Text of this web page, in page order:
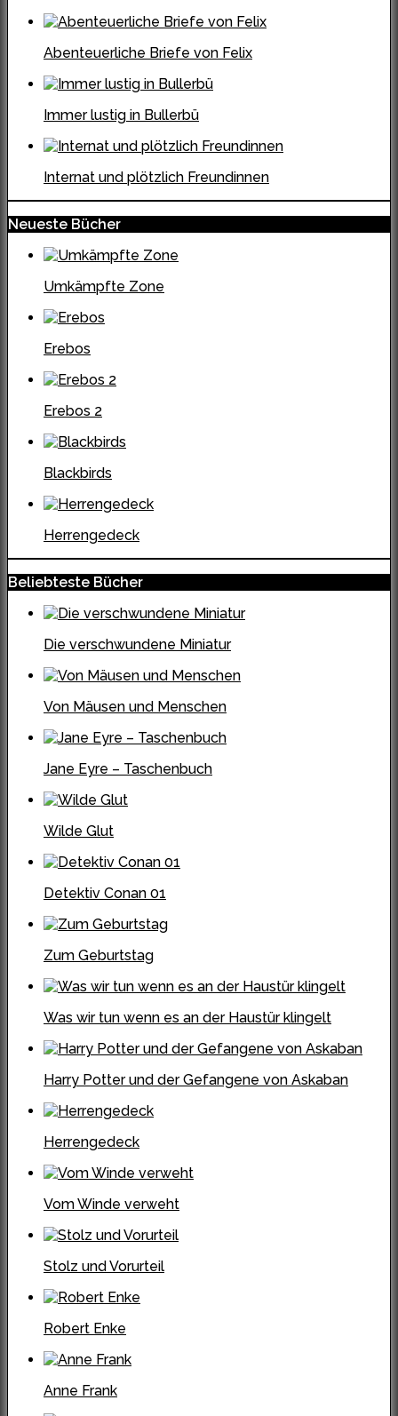
Abenteuerliche Briefe von Felix
Immer lustig in Bullerbü
Internat und plötzlich Freundinnen
Neueste Bücher
Umkämpfte Zone
Erebos
Erebos 2
Blackbirds
Herrengedeck
Beliebteste Bücher
Die verschwundene Miniatur
Von Mäusen und Menschen
Jane Eyre – Taschenbuch
Wilde Glut
Detektiv Conan 01
Zum Geburtstag
Was wir tun wenn es an der Haustür klingelt
Harry Potter und der Gefangene von Askaban
Herrengedeck
Vom Winde verweht
Stolz und Vorurteil
Robert Enke
Anne Frank